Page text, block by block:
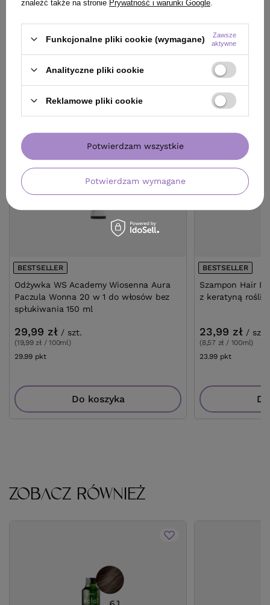
KLIENCI, KTÓRZY KUPILI TEN
PRODUKT KUPILI TAKŻE
BESTSELLER
Odżywka WS Academy Wiosenna Aura
Paczula Wonna 20 w 1 do włosów bez
spłukiwania 150 ml
29,99 zł / szt.
(19,99 zł / 100ml)
29.99 pktpunktów
Do koszyka
BESTSELLER
Szampon Hair
z keratyną
23,99 zł / szt.
(8,57 zł / 100ml)
23.99 pktpunktów
ZOBACZ RÓWNIEŻ
znaleźć także na stronie Prywatność i warunki Google
Funkcjonalne pliki cookie (wymagane)
Zawsze
aktywne
Analityczne pliki cookie
Reklamowe pliki cookie
Potwierdzam wymagane
Potwierdzam wszystkie